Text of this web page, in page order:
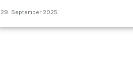
29. September 2025